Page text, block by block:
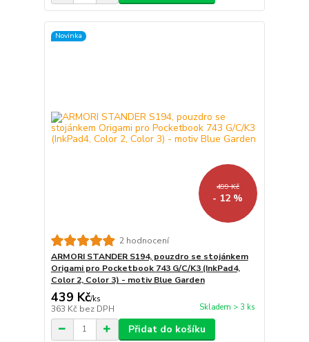
Novinka
499 Kč
- 12 %
2 hodnocení
ARMORI STANDER S194, pouzdro se stojánkem
Origami pro Pocketbook 743 G/C/K3 (InkPad4,
Color 2, Color 3) - motiv Blue Garden
439 Kč/ks
363 Kč bez DPH Skladem > 3 ks
Přidat do košíku